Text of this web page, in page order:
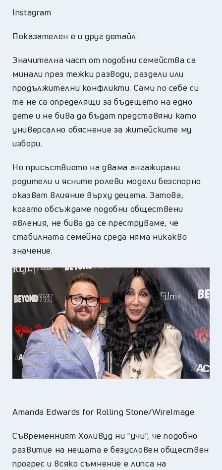
Instagram
Показателен е и друг детайл.
Значителна част от подобни семейства са
минали през тежки разводи, раздели или
продължителни конфликти. Сами по себе си
те не са определящи за бъдещето на едно
дете и не бива да бъдат представяни като
универсално обяснение за житейските му
избори.
Но присъствието на двама ангажирани
родители и ясните ролеви модели безспорно
оказват влияние върху децата. Затова,
когато обсъждаме подобни обществени
явления, не бива да се преструваме, че
стабилната семейна среда няма никакво
значение.
Amanda Edwards for Rolling Stone/WireImage
Съвременният Холивуд ни "учи", че подобно
развитие на нещата е безусловен обществен
прогрес и всяко съмнение е липса на